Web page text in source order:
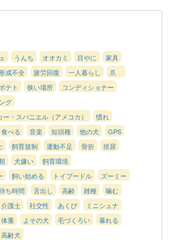
うんち オオカミ 目やに
家具
成不全 疲労回復 一人暮らし
爪
ポテト 狭い場所
コンディショナー
グ
・スパニエル（アメコカ）
慣れ
食べる 音楽 短頭種 他の犬
GPS
飼育規制 運動不足 骨折
排尿
犬嫌い
飼育環境
飼い始める トイプードル
ズーミー
ち時間 舌出し 高齢 雑種
噛む
介護士 社交性 あくび
ミニシュナ
体重 よその犬 毛づくろい
暴れる
高齢犬